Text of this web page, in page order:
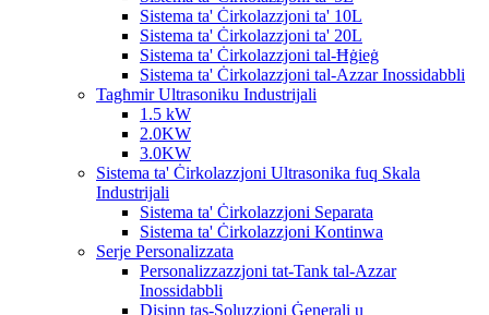
Sistema ta' Ċirkolazzjoni ta' 10L
Sistema ta' Ċirkolazzjoni ta' 20L
Sistema ta' Ċirkolazzjoni tal-Ħġieġ
Sistema ta' Ċirkolazzjoni tal-Azzar Inossidabbli
Tagħmir Ultrasoniku Industrijali
1.5 kW
2.0KW
3.0KW
Sistema ta' Ċirkolazzjoni Ultrasonika fuq Skala
Industrijali
Sistema ta' Ċirkolazzjoni Separata
Sistema ta' Ċirkolazzjoni Kontinwa
Serje Personalizzata
Personalizzazzjoni tat-Tank tal-Azzar
Inossidabbli
Disinn tas-Soluzzjoni Ġenerali u